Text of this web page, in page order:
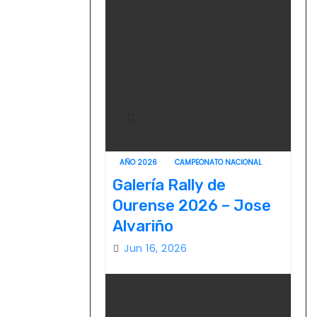
AÑO 2026 CAMPEONATO NACIONAL
Galería Rally de
Ourense 2026 – Jose
Alvariño
Jun 16, 2026